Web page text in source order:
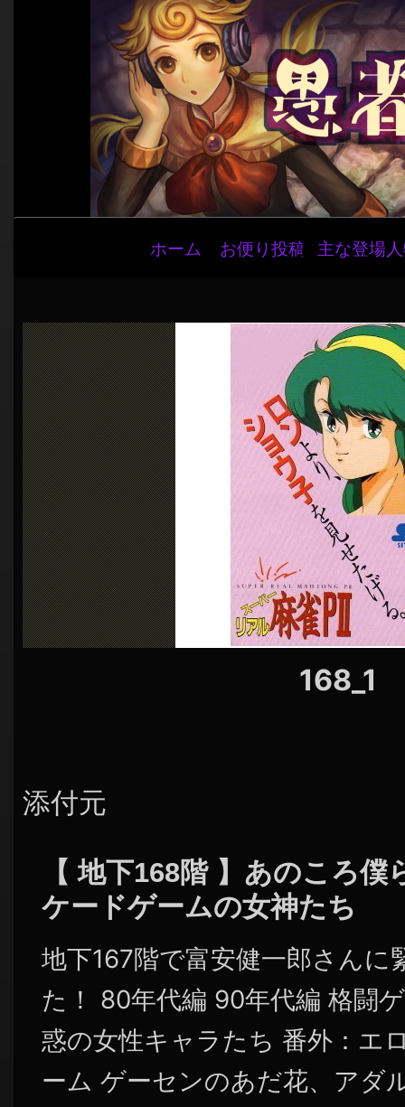
ビ
ゲ
ー
シ
ョ
ン
ホーム お便り投稿 主な登場
168_1
添付元
【 地下168階 】あのころ
ケードゲームの女神たち
地下167階で富安健一郎さんに
た！ 80年代編 90年代編 格闘
惑の女性キャラたち 番外：エ
ーム ゲーセンのあだ花、アダ